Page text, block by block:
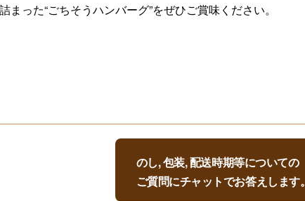
った“ごちそうハンバーグ”をぜひご賞味ください。
のし, 包装, 配送時期等についての
ご質問にチャットでお答えします。